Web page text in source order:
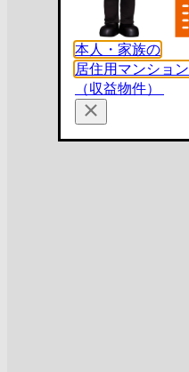
本人・家族の
居住用マンション
（収益物件）